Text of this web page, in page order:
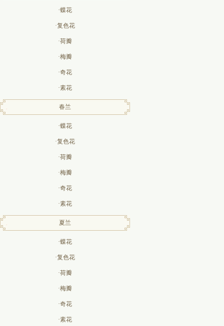
·蝶花
·复色花
·荷瓣
·梅瓣
·奇花
·素花
春兰
·蝶花
·复色花
·荷瓣
·梅瓣
·奇花
·素花
夏兰
·蝶花
·复色花
·荷瓣
·梅瓣
·奇花
·素花